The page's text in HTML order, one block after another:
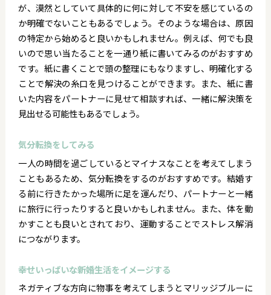
が、漠然としていて具体的に何に対して不安を感じているの
か明確でないこともあるでしょう。そのような場合は、原因
の特定から始めると良いかもしれません。例えば、何でも良
いので思い当たることを一通り紙に書いてみるのがおすすめ
です。紙に書くことで頭の整理にもなりますし、明確化する
ことで解決の糸口を見つけることができます。また、紙に書
いた内容をパートナーに見せて相談すれば、一緒に解決策を
見出せる可能性もあるでしょう。
気分転換をしてみる
一人の時間を過ごしているとマイナスなことを考えてしまう
こともあるため、気分転換をするのがおすすめです。結婚す
る前に行きたかった場所に足を運んだり、パートナーと一緒
に旅行に行ったりすると良いかもしれません。また、体を動
かすことも良いとされており、運動することでストレス解消
につながります。
幸せいっぱいな新婚生活をイメージする
ネガティブな方向に物事を考えてしまうとマリッジブルーに